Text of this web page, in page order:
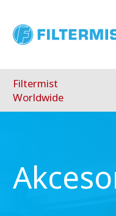
Filtermist
Worldwide